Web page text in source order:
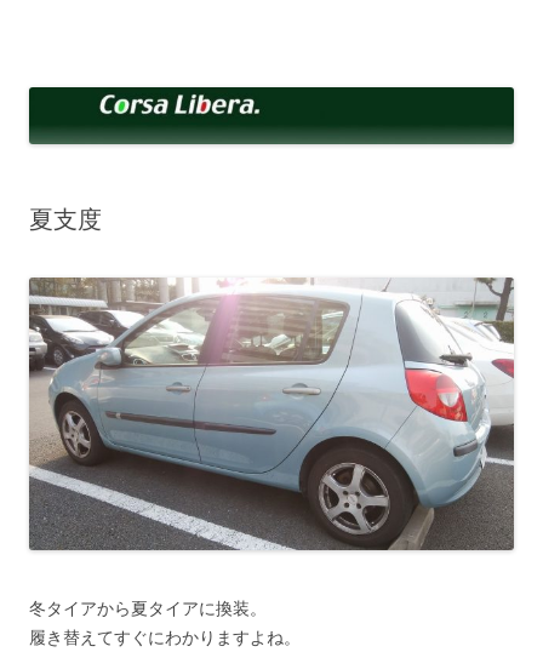
へ
ッ
夏支度
冬タイアから夏タイアに換装。
履き替えてすぐにわかりますよね。